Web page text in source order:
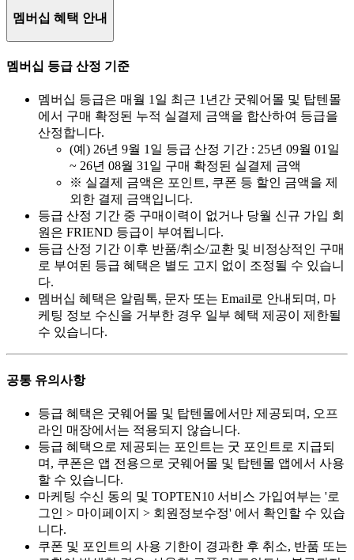
멤버십 혜택 안내
멤버십 등급 산정 기준
멤버십 등급은 매월 1일 최근 1년간 굿웨어몰 및 탑텐몰
에서 구매 확정된 누적 실결제 금액을 합산하여 등급을
산정합니다.
(예) 26년 9월 1일 등급 산정 기간 : 25년 09월 01일
~ 26년 08월 31일 구매 확정된 실결제 금액
※ 실결제 금액은 포인트, 쿠폰 등 할인 금액을 제
외한 결제 금액입니다.
등급 산정 기간 중 구매이력이 없거나 당월 신규 가입 회
원은 FRIEND 등급이 부여됩니다.
등급 산정 기간 이후 반품/취소/교환 및 비정상적인 구매
로 부여된 등급 혜택은 별도 고지 없이 조정될 수 있습니
다.
멤버십 혜택은 알림톡, 문자 또는 Email로 안내되며, 마
케팅 정보 수신을 거부한 경우 일부 혜택 제공이 제한될
수 있습니다.
공통 유의사항
등급 혜택은 굿웨어몰 및 탑텐몰에서만 제공되며, 오프
라인 매장에서는 적용되지 않습니다.
등급 혜택으로 제공되는 포인트는 굿 포인트로 지급되
며, 쿠폰은 앱 전용으로 굿웨어몰 및 탑텐몰 앱에서 사용
할 수 있습니다.
마케팅 수신 동의 및 TOPTEN10 서비스 가입여부는 '로
그인 > 마이페이지 > 회원정보수정' 에서 확인할 수 있습
니다.
쿠폰 및 포인트의 사용 기한이 경과한 후 취소, 반품 또는